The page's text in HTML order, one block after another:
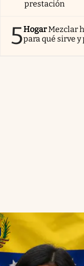
prestación
5HogarMezclar
para qué sirve y